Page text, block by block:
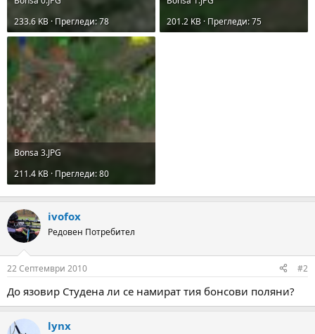
233.6 KB · Прегледи: 78
201.2 KB · Прегледи: 75
Bonsa 3.JPG
211.4 KB · Прегледи: 80
ivofox
Редовен Потребител
22 Септември 2010 #2
До язовир Студена ли се намират тия бонсови поляни?
lynx